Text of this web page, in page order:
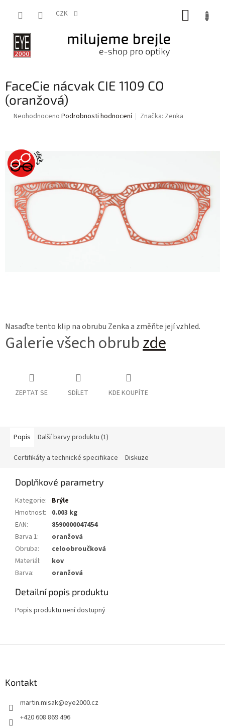
CZK
FaceCie nácvak CIE 1109 CO
(oranžová)
Průměrné
0,0
z
5
hvězdiček.
Neohodnoceno Podrobnosti hodnocení Značka: Zenka
Nasaďte tento klip na obrubu Zenka a změňte její vzhled.
Galerie všech obrubzde
ZEPTAT SE SDÍLET KDE KOUPÍTE
Popis Další barvy produktu (1)
Certifikáty a technické specifikace Diskuze
Doplňkové parametry
Kategorie: Brýle
Hmotnost:
0.003 kg
EAN:
8590000047454
Barva 1:
oranžová
Obruba:
celoobroučková
Materiál:
kov
Barva: oranžová
Detailní popis produktu
Popis produktu není dostupný
Kontakt
martin.misak@eye2000.cz
+420 608 869 496